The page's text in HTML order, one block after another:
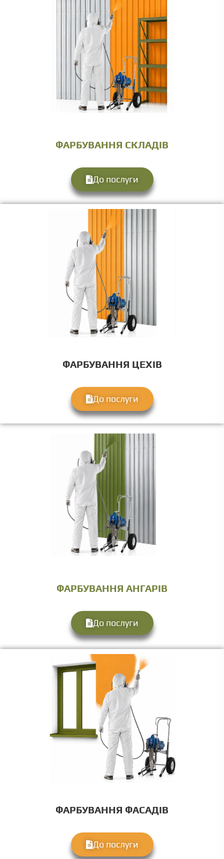
ФАРБУВАННЯ СКЛАДІВ
До послуги
ФАРБУВАННЯ ЦЕХІВ
До послуги
ФАРБУВАННЯ АНГАРІВ
До послуги
ФАРБУВАННЯ ФАСАДІВ
До послуги